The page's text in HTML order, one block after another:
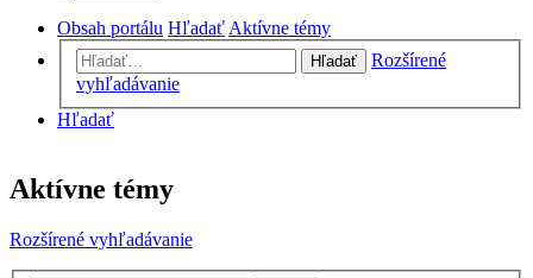
Obsah portálu HľadaťAktívne témy
Hľadať
Rozšírené
vyhľadávanie
Hľadať
Aktívne témy
Rozšírené vyhľadávanie